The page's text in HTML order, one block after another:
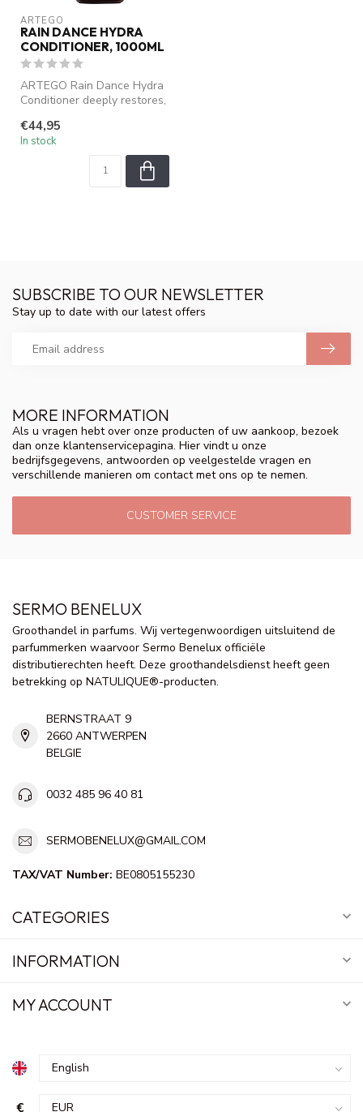
ARTEGO
RAIN DANCE HYDRA
CONDITIONER, 1000ML
ARTEGO Rain Dance Hydra
Conditioner deeply restores,
hai...
€44,95
In stock
MORE INFORMATION
Als u vragen hebt over onze producten of uw aankoop, bezoek
dan onze klantenservicepagina. Hier vindt u onze
bedrijfsgegevens, antwoorden op veelgestelde vragen en
verschillende manieren om contact met ons op te nemen.
CUSTOMER SERVICE
SUBSCRIBE TO OUR NEWSLETTER
Stay up to date with our latest offers
SERMO BENELUX
Groothandel in parfums. Wij vertegenwoordigen uitsluitend de
parfummerken waarvoor Sermo Benelux officiële
distributierechten heeft. Deze groothandelsdienst heeft geen
betrekking op NATULIQUE®-producten.
BERNSTRAAT 9
2660 ANTWERPEN
BELGIE
0032 485 96 40 81
SERMOBENELUX@GMAIL.COM
TAX/VAT Number: BE0805155230
CATEGORIES
INFORMATION
MY ACCOUNT
€